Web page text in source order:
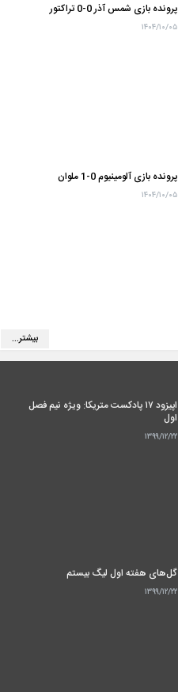
پرونده بازی شمس آذر 0-0 تراکتور
۱۴۰۴/۱۰/۰۵
پرونده بازی آلومینیوم 0-1 ملوان
۱۴۰۴/۱۰/۰۵
بیشتر...
اپیزود ۱۷ پادکست متریکا: ویژه نیم فصل
اول
۱۳۹۹/۱۲/۲۲
گل‌های هفته اول لیگ بیستم
۱۳۹۹/۱۲/۲۲